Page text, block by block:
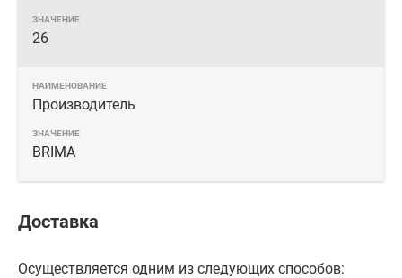
26
Производитель
BRIMA
Доставка
Осуществляется одним из следующих способов: